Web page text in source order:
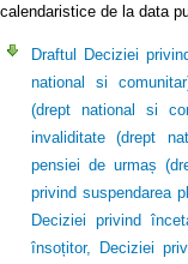
calendaristice de la data
Draftul Deciziei
national si
(drept national si
invaliditate (drept
pensiei de urmaș
privind suspendarea
Deciziei privind
însoțitor, Deciziei